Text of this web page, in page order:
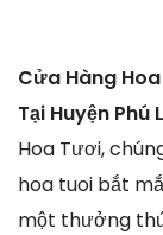
Cửa Hàng
Tại Huyện
Hoa Tươi,
hoa tuoi bắt
một thưởng